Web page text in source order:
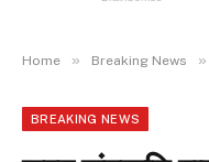
Home » Breaking News »
BREAKING NEWS